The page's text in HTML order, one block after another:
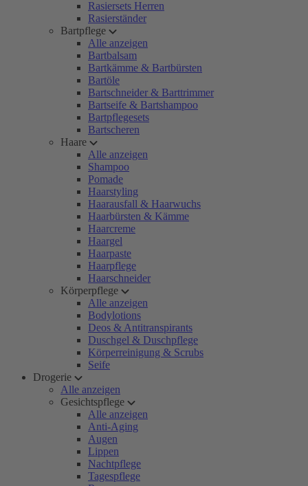
Rasiersets Herren
Rasierständer
Bartpflege
Alle anzeigen
Bartbalsam
Bartkämme & Bartbürsten
Bartöle
Bartschneider & Barttrimmer
Bartseife & Bartshampoo
Bartpflegesets
Bartscheren
Haare
Alle anzeigen
Shampoo
Pomade
Haarstyling
Haarausfall & Haarwuchs
Haarbürsten & Kämme
Haarcreme
Haargel
Haarpaste
Haarpflege
Haarschneider
Körperpflege
Alle anzeigen
Bodylotions
Deos & Antitranspirants
Duschgel & Duschpflege
Körperreinigung & Scrubs
Seife
Drogerie
Alle anzeigen
Gesichtspflege
Alle anzeigen
Anti-Aging
Augen
Lippen
Nachtpflege
Tagespflege